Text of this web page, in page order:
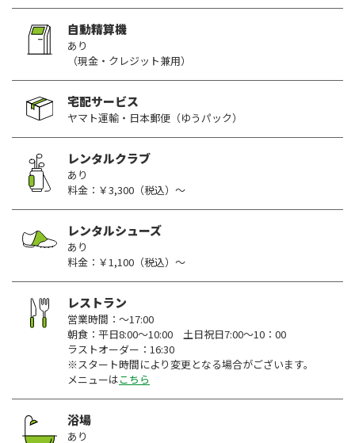
自動精算機
あり
（現金・クレジット兼用）
宅配サービス
ヤマト運輸・日本郵便（ゆうパック）
レンタルクラブ
あり
料金：￥3,300（税込）～
レンタルシューズ
あり
料金：￥1,100（税込）～
レストラン
営業時間：～17:00
朝食：平日8:00～10:00 土日祝日7:00～10：00
ラストオーダー：16:30
※スタート時間により変更となる場合がございます。
メニューはこちら
浴場
あり